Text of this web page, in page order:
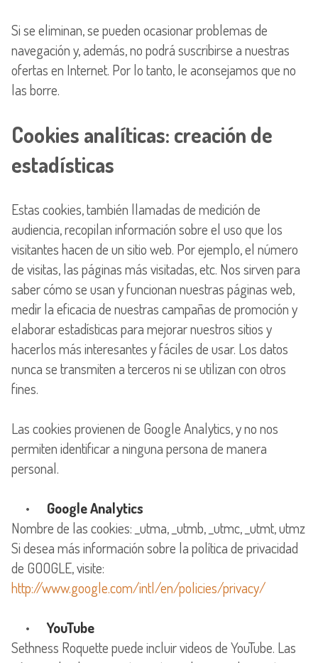
Si se eliminan, se pueden ocasionar problemas de
navegación y, además, no podrá suscribirse a nuestras
ofertas en Internet. Por lo tanto, le aconsejamos que no
las borre.
Cookies analíticas: creación de
estadísticas
Estas cookies, también llamadas de medición de
audiencia, recopilan información sobre el uso que los
visitantes hacen de un sitio web. Por ejemplo, el número
de visitas, las páginas más visitadas, etc. Nos sirven para
saber cómo se usan y funcionan nuestras páginas web,
medir la eficacia de nuestras campañas de promoción y
elaborar estadísticas para mejorar nuestros sitios y
hacerlos más interesantes y fáciles de usar. Los datos
nunca se transmiten a terceros ni se utilizan con otros
fines.
Las cookies provienen de Google Analytics, y no nos
permiten identificar a ninguna persona de manera
personal.
• Google Analytics
Nombre de las cookies: _utma, _utmb, _utmc, _utmt, utmz
Si desea más información sobre la política de privacidad
http://www.google.com/intl/en/policies/privacy/
•YouTube
Sethness Roquette puede incluir videos de YouTube. Las